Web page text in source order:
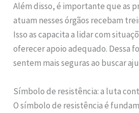
Além disso, é importante que as
atuam nesses órgãos recebam
Isso as capacita a lidar com
oferecer apoio adequado. Dessa
sentem mais seguras ao buscar
Símbolo de resistência: a luta
O símbolo de resistência é